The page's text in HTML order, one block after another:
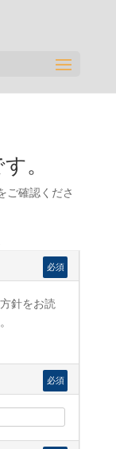
。
ご確認くださ
必須
針をお読
必須